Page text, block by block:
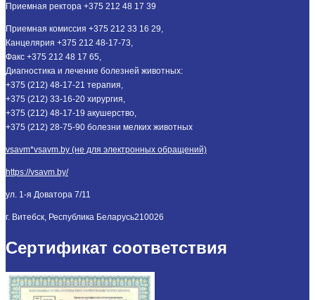
Приемная ректора +375 212 48 17 39
Приемная комиссия +375 212 33 16 29,
Канцелярия +375 212 48-17-73,
Факс +375 212 48 17 65,
Диагностика и лечение болезней животных:
+375 (212) 48-17-21 терапия,
+375 (212) 33-16-20 хирургия,
+375 (212) 48-17-19 акушерство,
+375 (212) 28-75-90 болезни мелких животных
vsavm*vsavm.by (не для электронных обращений)
https://vsavm.by/
ул. 1-я Доватора 7/11
г. Витебск, Республика Беларусь210026
Сертификат соответствия